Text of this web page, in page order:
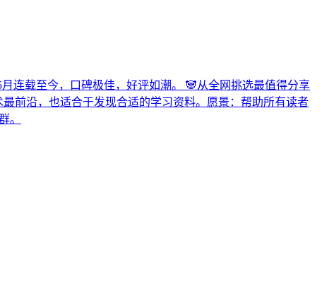
连载至今，口碑极佳，好评如潮。 🐼从全网挑选最值得分享
前沿，也适合于发现合适的学习资料。愿景：帮助所有读者
。